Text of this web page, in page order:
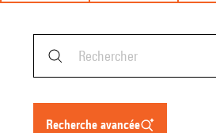
recherche avancée